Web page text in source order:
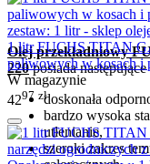
Olej przekładniowy
220 posiada
doskonała
bardzo wysoka
utlenianie,
szeroki zakres
1 litr FUCHS TITAN
paliwowych w kosach i
W magazynie
4297 zł